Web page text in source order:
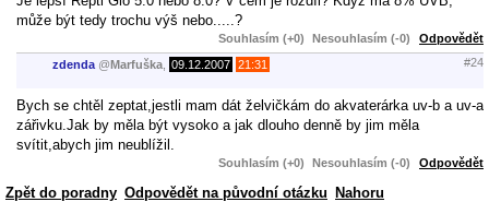
může být tedy trochu výš nebo.....?
Souhlasím (+0) Nesouhlasím (-0) Odpovědět
zdenda @Marfuška 09.12.2007 21:31 #24
Bych se chtěl zeptat,jestli mam dát želvičkám do akvaterárka uv-b a uv-a
zářivku.Jak by měla být vysoko a jak dlouho denně by jim měla
svítit,abych jim neublížil.
Souhlasím (+0) Nesouhlasím (-0) Odpovědět
Zpět do poradny Odpovědět na původní otázku Nahoru